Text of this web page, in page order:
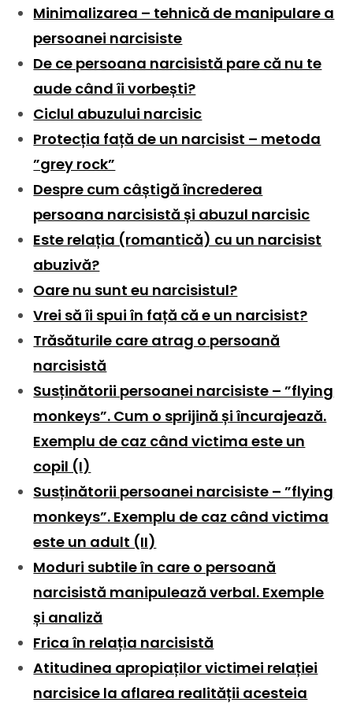
Minimalizarea – tehnică de manipulare a
persoanei narcisiste
De ce persoana narcisistă pare că nu te
aude când îi vorbești?
Ciclul abuzului narcisic
Protecția față de un narcisist – metoda
”grey rock”
Despre cum câștigă încrederea
persoana narcisistă și abuzul narcisic
Este relația (romantică) cu un narcisist
abuzivă?
Oare nu sunt eu narcisistul?
Vrei să îi spui în față că e un narcisist?
Trăsăturile care atrag o persoană
narcisistă
Susținătorii persoanei narcisiste – ”flying
monkeys”. Cum o sprijină și încurajează.
Exemplu de caz când victima este un
copil (I)
Susținătorii persoanei narcisiste – ”flying
monkeys”. Exemplu de caz când victima
este un adult (II)
Moduri subtile în care o persoană
narcisistă manipulează verbal. Exemple
și analiză
Frica în relația narcisistă
Atitudinea apropiaților victimei relației
narcisice la aflarea realității acesteia